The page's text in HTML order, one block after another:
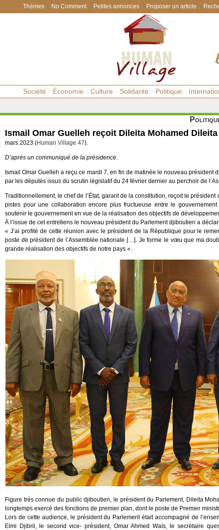
Thèmes No Comment Petites annonces Proposer un article
Société Économie Culture Solidarité Politique
Ismail Omar Guelleh reçoit Dileita Mohamed Dileita
mars 2023 (Human Village 47).
D’après un communiqué de la présidence.
Ismail Omar Guelleh a reçu ce mardi 7, en fin de matinée le nouveau
par les députés issus du scrutin législatif du 24 février dernier au perchoir de
Traditionnellement, le chef de l’État, garant de la constitution, reçoit le
pistes pour une collaboration encore plus fructueuse entre le
soutenir le gouvernement en vue de la réalisation des objectifs de
À l’issue de cet entretiens le nouveau président du Parlement djiboutien a
« J’ai profité de cette réunion avec le président de la République pour le
poste de président de l’Assemblée nationale […]. Je forme le vœu que ma
grande réalisation des objectifs de notre pays ».
Figure très connue du public djiboutien, le président du Parlement, Dileita
longtemps exercé des fonctions de premier plan, dont le poste de Premier
Lors de cette audience, le président du Parlement était accompagné de
Elmi Djibril, le second vice- président, Omar Ahmed Waïs, le secrétaire